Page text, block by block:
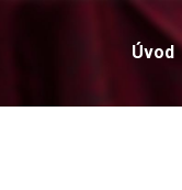
Úvod